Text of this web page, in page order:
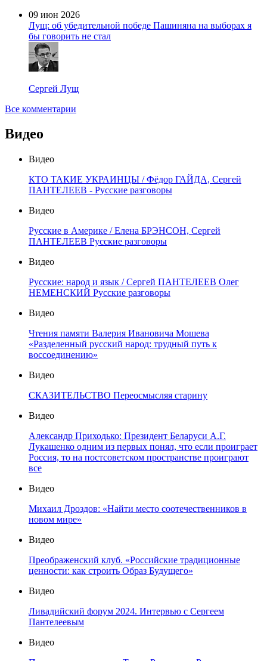
09 июн 2026
Лущ: об убедительной победе Пашиняна на выборах я
бы говорить не стал
Сергей Лущ
Все комментарии
Видео
Видео
КТО ТАКИЕ УКРАИНЦЫ / Фёдор ГАЙДА, Сергей
ПАНТЕЛЕЕВ - Русские разговоры
Видео
Русские в Америке / Елена БРЭНСОН, Сергей
ПАНТЕЛЕЕВ Русские разговоры
Видео
Русские: народ и язык / Сергей ПАНТЕЛЕЕВ Олег
НЕМЕНСКИЙ Русские разговоры
Видео
Чтения памяти Валерия Ивановича Мошева
«Разделенный русский народ: трудный путь к
воссоединению»
Видео
СКАЗИТЕЛЬСТВО Переосмысляя старину
Видео
Александр Приходько: Президент Беларуси А.Г.
Лукашенко одним из первых понял, что если проиграет
Россия, то на постсоветском пространстве проиграют
все
Видео
Михаил Дроздов: «Найти место соотечественников в
новом мире»
Видео
Преображенский клуб. «Российские традиционные
ценности: как строить Образ Будущего»
Видео
Ливадийский форум 2024. Интервью с Сергеем
Пантелеевым
Видео